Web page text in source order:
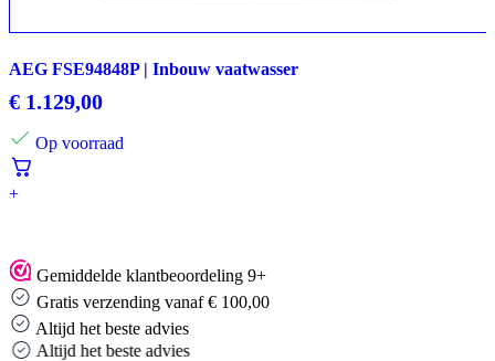
AEG FSE94848P | Inbouw vaatwasser
€ 1.129,00
Op voorraad
+
Gemiddelde klantbeoordeling 9+
Gratis verzending vanaf € 100,00
Altijd het beste advies
Altijd het beste advies